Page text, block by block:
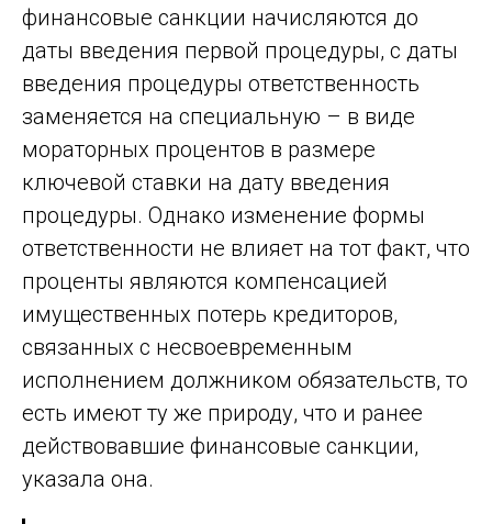
финансовые санкции начисляются до
даты введения первой процедуры, с даты
введения процедуры ответственность
заменяется на специальную – в виде
мораторных процентов в размере
ключевой ставки на дату введения
процедуры. Однако изменение формы
ответственности не влияет на тот факт, что
проценты являются компенсацией
имущественных потерь кредиторов,
связанных с несвоевременным
исполнением должником обязательств, то
есть имеют ту же природу, что и ранее
действовавшие финансовые санкции,
указала она.